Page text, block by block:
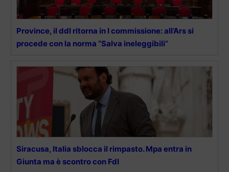
Province, il ddl ritorna in I commissione: all’Ars si
procede con la norma “Salva ineleggibili”
Siracusa, Italia sblocca il rimpasto. Mpa entra in
Giunta ma è scontro con FdI